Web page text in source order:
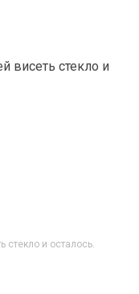
висеть стекло и
стекло и осталось.